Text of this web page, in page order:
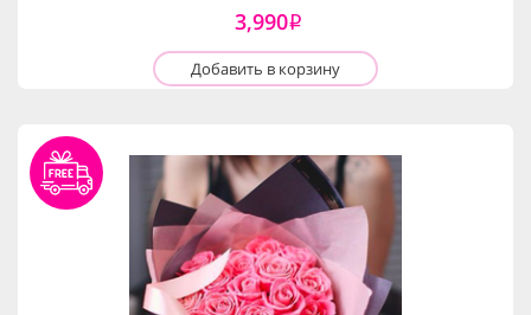
3,990i
Добавить в корзину